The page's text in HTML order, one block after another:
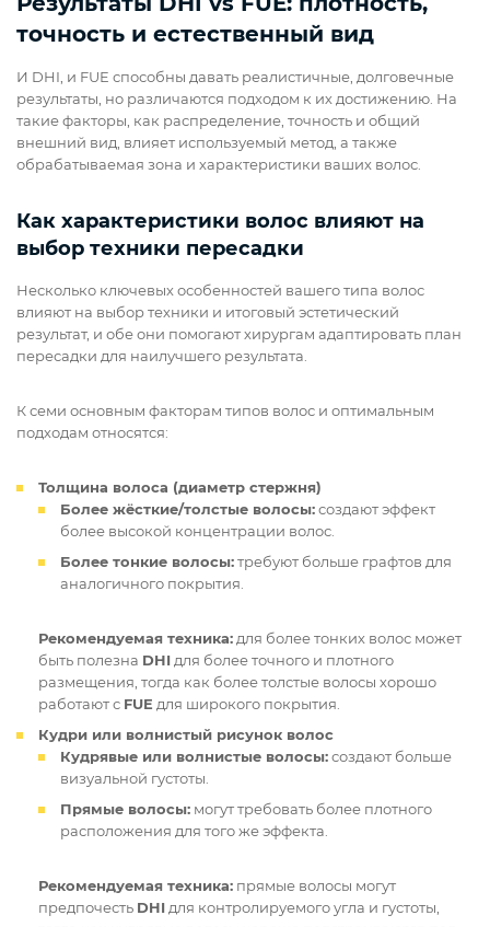
точность и естественный вид
И DHI, и FUE способны давать реалистичные, долговечные
результаты, но различаются подходом к их достижению. На
такие факторы, как распределение, точность и общий
внешний вид, влияет используемый метод, а также
обрабатываемая зона и характеристики ваших волос.
Как характеристики волос влияют на
выбор техники пересадки
Несколько ключевых особенностей вашего типа волос
влияют на выбор техники и итоговый эстетический
результат, и обе они помогают хирургам адаптировать план
пересадки для наилучшего результата.
К семи основным факторам типов волос и оптимальным
подходам относятся:
Толщина волоса (диаметр стержня)
Более жёсткие/толстые волосы:создают эффект
более высокой концентрации волос.
Более тонкие волосы:требуют больше графтов для
аналогичного покрытия.
Рекомендуемая техника:для более тонких волос может
быть полезна DHIдля более точного и плотного
размещения, тогда как более толстые волосы хорошо
работают с FUE для широкого покрытия.
Кудри или волнистый рисунок волос
Кудрявые или волнистые волосы:создают больше
визуальной густоты.
Прямые волосы: могут требовать более плотного
расположения для того же эффекта.
Рекомендуемая техника: прямые волосы могут
предпочесть DHIдля контролируемого угла и густоты,